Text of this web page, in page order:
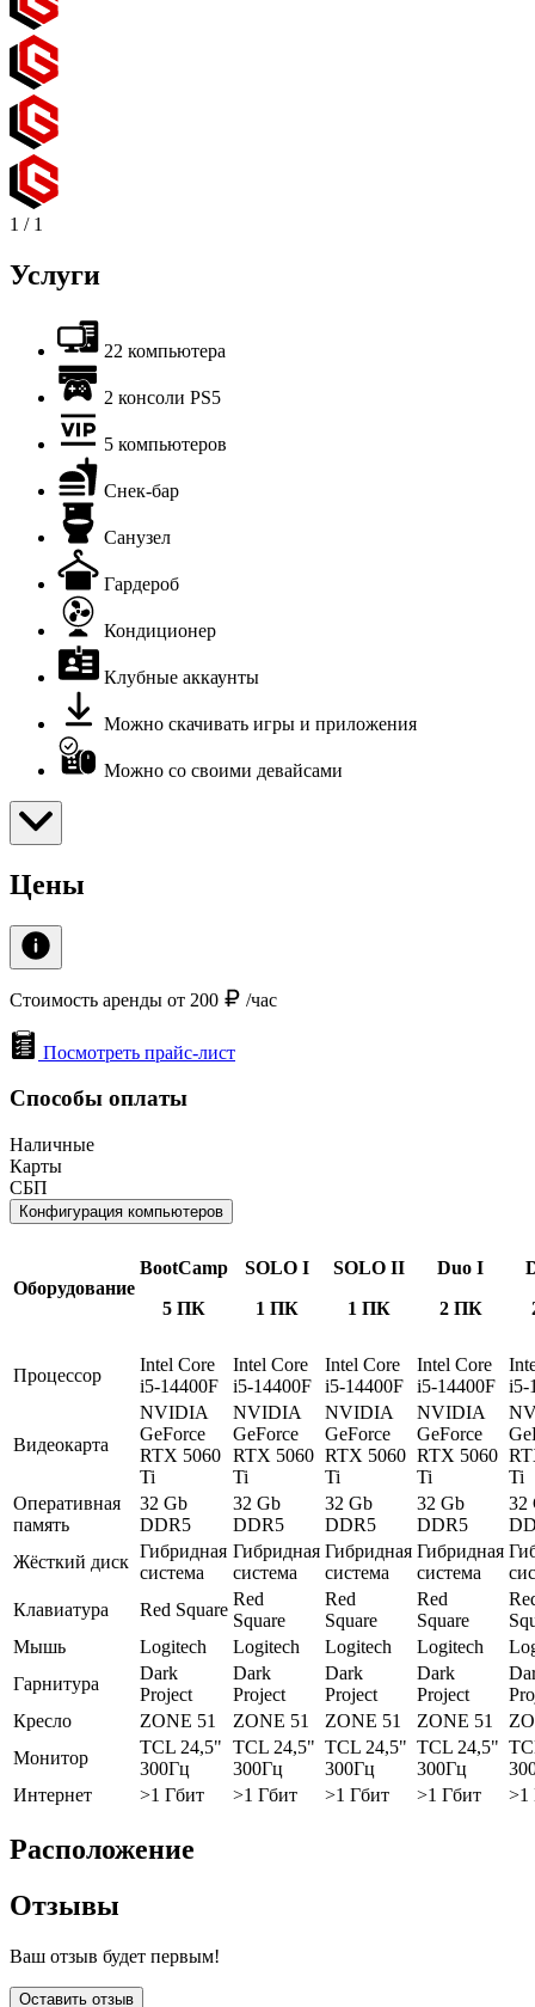
1 / 1
Услуги
22 компьютера
2 консоли PS5
5 компьютеров
Снек-бар
Санузел
Гардероб
Кондиционер
Клубные аккаунты
Можно скачивать игры и приложения
Можно со своими девайсами
Цены
Стоимость аренды от 200 /час
Посмотреть прайс-лист
Способы оплаты
Наличные
Карты
СБП
Конфигурация компьютеров
Оборудование
BootCamp
5 ПК
SOLO I
1 ПК
SOLO II
1 ПК
Duo I
2 ПК
Процессор
Intel Core
i5-14400F
Intel Core
i5-14400F
Intel Core
i5-14400F
Intel Core
i5-14400F
i5-
Видеокарта
NVIDIA
GeForce
RTX 5060
Ti
NVIDIA
GeForce
RTX 5060
Ti
NVIDIA
GeForce
RTX 5060
Ti
NVIDIA
GeForce
RTX 5060
Ti
Ti
Оперативная
память
32 Gb
DDR5
32 Gb
DDR5
32 Gb
DDR5
32 Gb
DDR5
32
Жёсткий диск
Гибридная
система
Гибридная
система
Гибридная
система
Гибридная
система
Клавиатура
Red Square
Red
Square
Red
Square
Red
Square
Мышь
Logitech Logitech Logitech Logitech
Гарнитура
Dark
Project
Dark
Project
Dark
Project
Dark
Project
Кресло
ZONE 51 ZONE 51 ZONE 51 ZONE 51
Монитор
TCL 24,5"
300Гц
TCL 24,5"
300Гц
TCL 24,5"
300Гц
TCL 24,5"
300Гц
Интернет
>1 Гбит >1 Гбит >1 Гбит >1 Гбит >1
Расположение
Отзывы
Ваш отзыв будет первым!
Оставить отзыв